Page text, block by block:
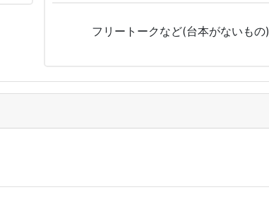
フリートークなど(台本がないもの)